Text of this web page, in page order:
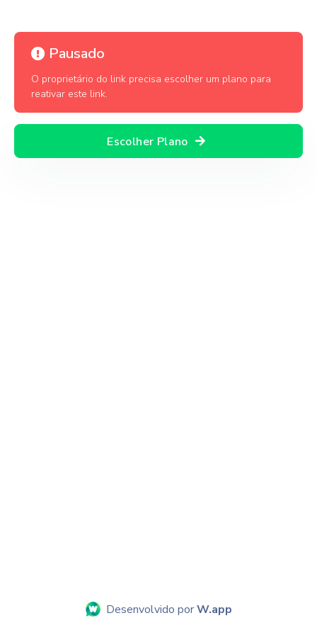
Pausado
O proprietário do link precisa escolher um plano para
reativar este link.
Escolher Plano
Desenvolvido porW.app